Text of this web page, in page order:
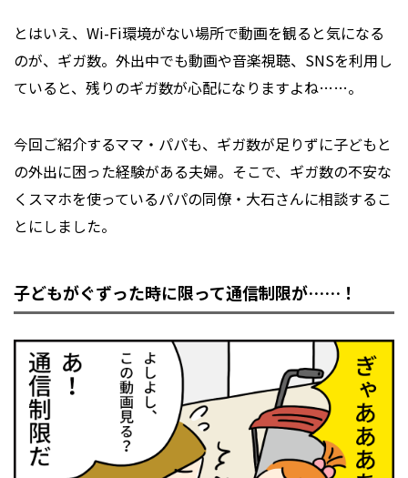
とはいえ、Wi-Fi環境がない場所で動画を観ると気になる
のが、ギガ数。外出中でも動画や音楽視聴、SNSを利用し
ていると、残りのギガ数が心配になりますよね……。
今回ご紹介するママ・パパも、ギガ数が足りずに子どもと
の外出に困った経験がある夫婦。そこで、ギガ数の不安な
くスマホを使っているパパの同僚・大石さんに相談するこ
とにしました。
子どもがぐずった時に限って通信制限が……！